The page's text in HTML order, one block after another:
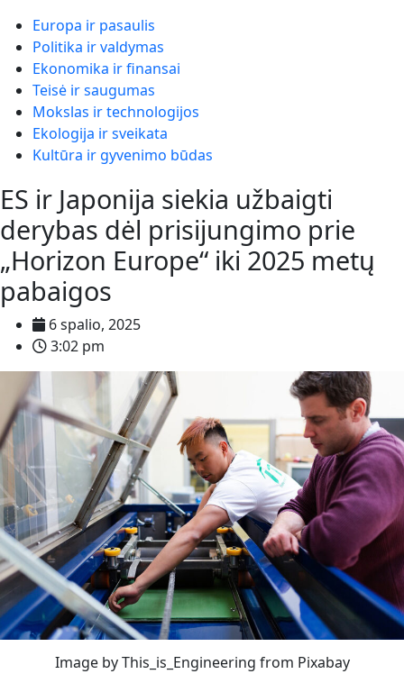
Europa ir pasaulis
Politika ir valdymas
Ekonomika ir finansai
Teisė ir saugumas
Mokslas ir technologijos
Ekologija ir sveikata
Kultūra ir gyvenimo būdas
ES ir Japonija siekia užbaigti
derybas dėl prisijungimo prie
„Horizon Europe“ iki 2025 metų
pabaigos
6 spalio, 2025
3:02 pm
Image by This_is_Engineering from Pixabay